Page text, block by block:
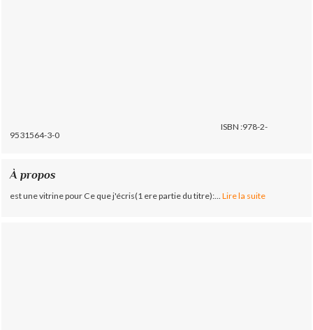
ISBN :978-2-
9531564-3-0
À propos
est une vitrine pour Ce que j'écris(1 ere partie du titre):... Lire la suite